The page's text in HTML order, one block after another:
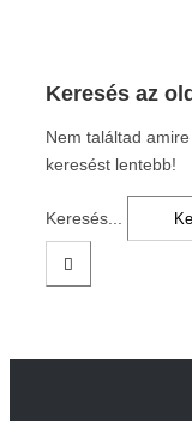
Keresés az
Nem találtad
keresést lentebb!
Keresés...